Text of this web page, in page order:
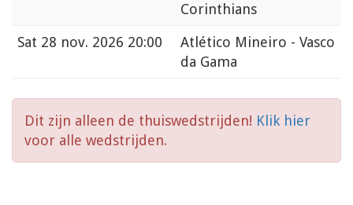
Corinthians
Sat 28 nov. 2026 20:00
Atlético Mineiro - Vasco
da Gama
Dit zijn alleen de thuiswedstrijden! Klik hier
voor alle wedstrijden.